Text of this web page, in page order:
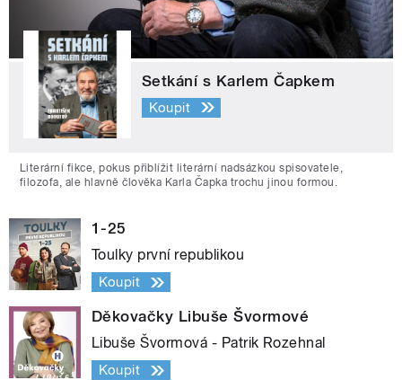
Setkání s Karlem Čapkem
Koupit
Literární fikce, pokus přiblížit literární nadsázkou spisovatele,
filozofa, ale hlavně člověka Karla Čapka trochu jinou formou.
1-25
Toulky první republikou
Koupit
Děkovačky Libuše Švormové
Libuše Švormová - Patrik Rozehnal
Koupit